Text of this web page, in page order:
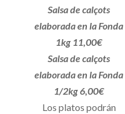
Salsa de calçots
elaborada en la Fonda
1kg 11,00€
Salsa de calçots
elaborada en la Fonda
1/2kg 6,00€
Los platos podrán